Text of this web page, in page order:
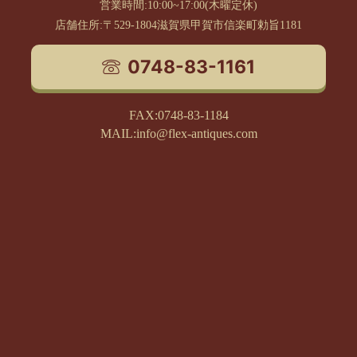
営業時間:10:00~17:00(木曜定休)
店舗住所:〒529-1804滋賀県甲賀市信楽町勅旨1181
0748-83-1161
FAX:0748-83-1184
MAIL:info@flex-antiques.com